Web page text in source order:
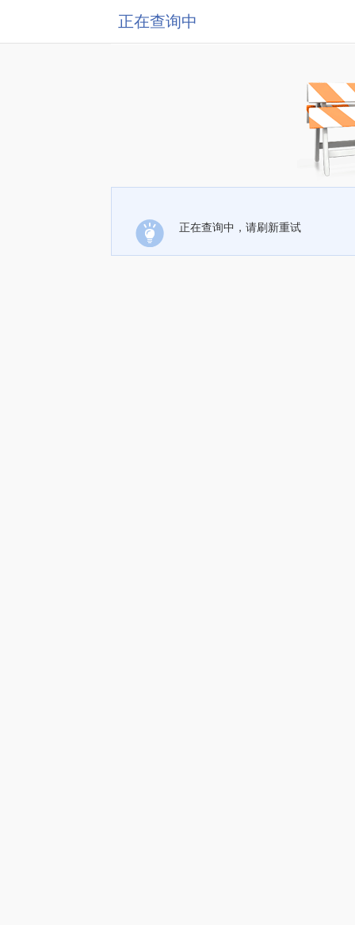
正在查询中
正在查询中，请刷新重试